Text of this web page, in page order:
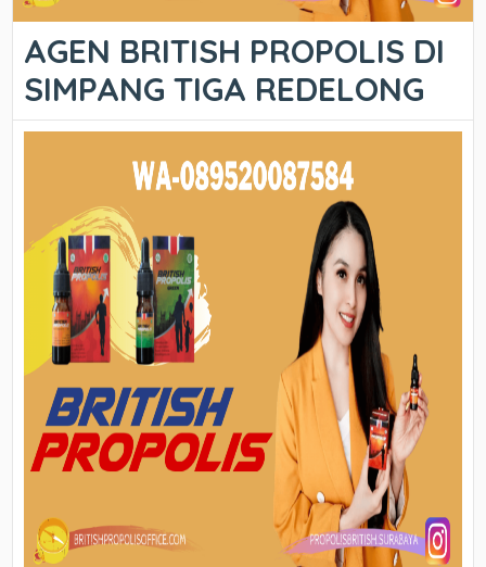
AGEN BRITISH PROPOLIS DI
SIMPANG TIGA REDELONG